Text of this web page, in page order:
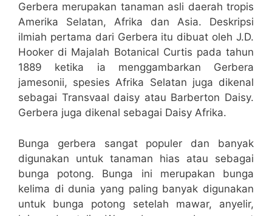
Gerbera merupakan tanaman asli daerah tropis
Amerika Selatan, Afrika dan Asia. Deskripsi
ilmiah pertama dari Gerbera itu dibuat oleh J.D.
Hooker di Majalah Botanical Curtis pada tahun
1889 ketika ia menggambarkan Gerbera
jamesonii, spesies Afrika Selatan juga dikenal
sebagai Transvaal daisy atau Barberton Daisy.
Gerbera juga dikenal sebagai Daisy Afrika.
Bunga gerbera sangat populer dan banyak
digunakan untuk tanaman hias atau sebagai
bunga potong. Bunga ini merupakan bunga
kelima di dunia yang paling banyak digunakan
untuk bunga potong setelah mawar, anyelir,